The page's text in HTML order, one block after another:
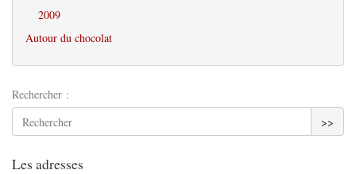
2009
Autour du chocolat
Rechercher :
>>
Les adresses